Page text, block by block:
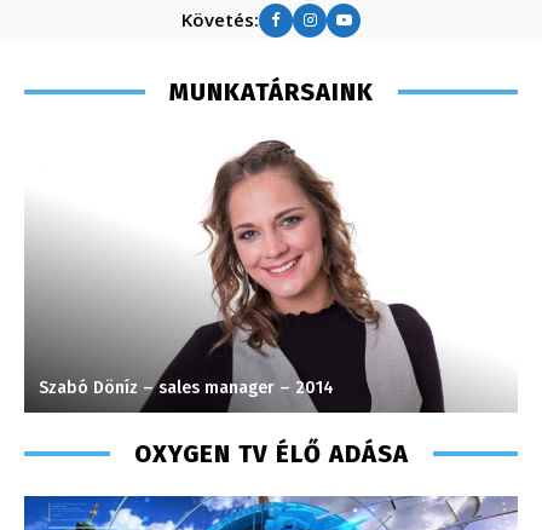
Követés:
MUNKATÁRSAINK
Szabó Döníz – sales manager – 2014
OXYGEN TV ÉLŐ ADÁSA